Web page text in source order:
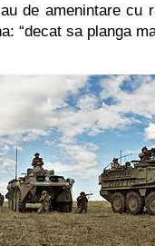
de amenintare cu
“decat sa planga